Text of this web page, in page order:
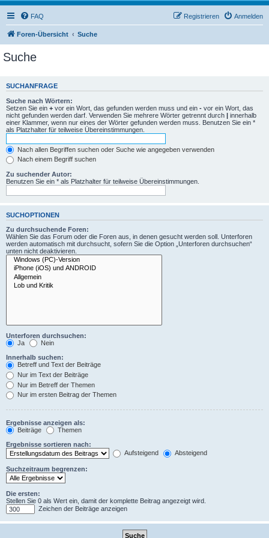
FAQ Anmelden
Registrieren
Foren-Übersicht Suche
Suche
SUCHANFRAGE
Suche nach Wörtern:
Setzen Sie ein + vor ein Wort, das gefunden werden muss und ein - vor ein Wort, das
nicht gefunden werden darf. Verwenden Sie mehrere Wörter getrennt durch | innerhalb
einer Klammer, wenn nur eines der Wörter gefunden werden muss. Benutzen Sie ein *
als Platzhalter für teilweise Übereinstimmungen.
Nach allen Begriffen suchen oder Suche wie angegeben verwenden
Nach einem Begriff suchen
Zu suchender Autor:
Benutzen Sie ein * als Platzhalter für teilweise Übereinstimmungen.
SUCHOPTIONEN
Zu durchsuchende Foren:
Wählen Sie das Forum oder die Foren aus, in denen gesucht werden soll. Unterforen
werden automatisch mit durchsucht, sofern Sie die Option „Unterforen durchsuchen“
unten nicht deaktivieren.
Unterforen durchsuchen:
Ja
Nein
Innerhalb suchen:
Betreff und Text der Beiträge
Nur im Text der Beiträge
Nur im Betreff der Themen
Nur im ersten Beitrag der Themen
Ergebnisse anzeigen als:
Beiträge
Themen
Ergebnisse sortieren nach:
Aufsteigend
Absteigend
Suchzeitraum begrenzen:
Die ersten:
Stellen Sie 0 als Wert ein, damit der komplette Beitrag angezeigt wird.
Zeichen der Beiträge anzeigen